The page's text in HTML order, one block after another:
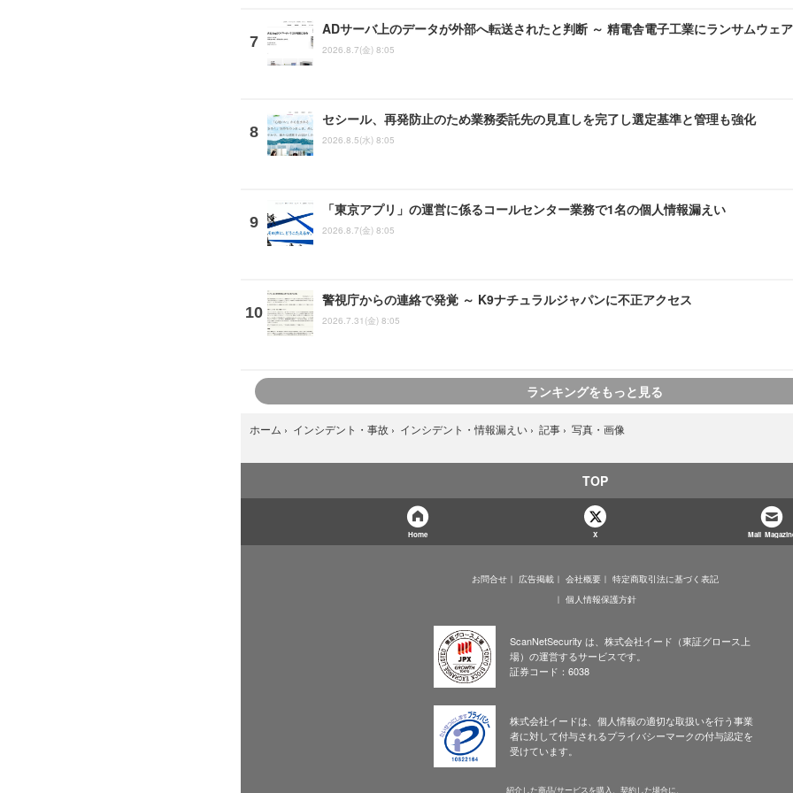
ADサーバ上のデータが外部へ転送されたと判断 ～ 精電舎電子工業にランサムウェ
2026.8.7(金) 8:05
セシール、再発防止のため業務委託先の見直しを完了し選定基準と管理も強化
2026.8.5(水) 8:05
「東京アプリ」の運営に係るコールセンター業務で1名の個人情報漏えい
2026.8.7(金) 8:05
警視庁からの連絡で発覚 ～ K9ナチュラルジャパンに不正アクセス
2026.7.31(金) 8:05
ランキングをもっと見る
ホーム › インシデント・事故 › インシデント・情報漏えい › 記事 › 写真・画像
TOP
Home X Mail
お問合せ 広告掲載 会社概要
特定商取引法に基づく表記
個人情報保護方針
ScanNetSecurity は、株式会社イード（東証グロース上
場）の運営するサービスです。
証券コード：6038
株式会社イードは、個人情報の適切な取扱いを行う事業
者に対して付与されるプライバシーマークの付与認定を
受けています。
紹介した商品/サービスを購入、契約した場合に、